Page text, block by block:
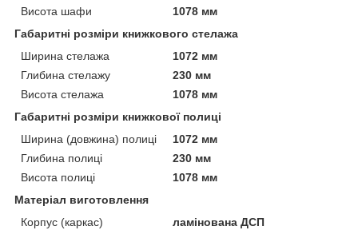
Висота шафи
1078 мм
Габаритні розміри книжкового стелажа
Ширина стелажа
1072 мм
Глибина стелажу
230 мм
Висота стелажа
1078 мм
Габаритні розміри книжкової полиці
Ширина (довжина) полиці
1072 мм
Глибина полиці
230 мм
Висота полиці
1078 мм
Матеріал виготовлення
Корпус (каркас)
ламінована ДСП